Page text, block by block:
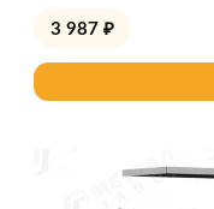
3 987 ₽